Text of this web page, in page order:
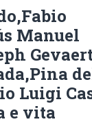
Manuel
Luigi
e vita